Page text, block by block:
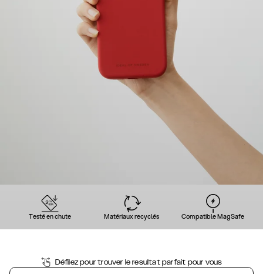
Testé en chute Matériaux recyclés Compatible MagSafe
Défilez pour trouver le resultat parfait pour vous